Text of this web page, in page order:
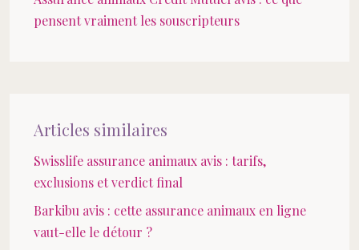
pensent vraiment les souscripteurs
Articles similaires
Swisslife assurance animaux avis : tarifs,
exclusions et verdict final
Barkibu avis : cette assurance animaux en ligne
vaut-elle le détour ?